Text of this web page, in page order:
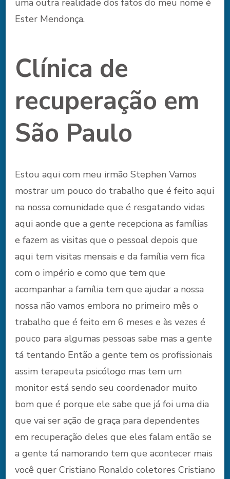
uma outra realidade dos fatos do meu nome é
Ester Mendonça.
Clínica de
recuperação em
São Paulo
Estou aqui com meu irmão Stephen Vamos
mostrar um pouco do trabalho que é feito aqui
na nossa comunidade que é resgatando vidas
aqui aonde que a gente recepciona as famílias
e fazem as visitas que o pessoal depois que
aqui tem visitas mensais e da família vem fica
com o império e como que tem que
acompanhar a família tem que ajudar a nossa
nossa não vamos embora no primeiro mês o
trabalho que é feito em 6 meses e às vezes é
pouco para algumas pessoas sabe mas a gente
tá tentando Então a gente tem os profissionais
assim terapeuta psicólogo mas tem um
monitor está sendo seu coordenador muito
bom que é porque ele sabe que já foi uma dia
que vai ser ação de graça para dependentes
em recuperação deles que eles falam então se
a gente tá namorando tem que acontecer mais
você quer Cristiano Ronaldo coletores Cristiano